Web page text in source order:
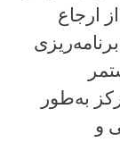
ارجاع
به‌طور
و